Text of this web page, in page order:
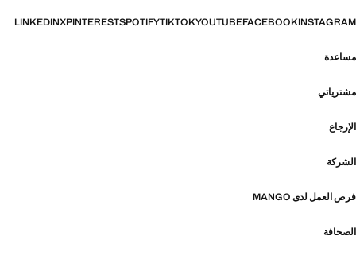
INSTAGRAM
FACEBOOK
YOUTUBE
TIKTOK
SPOTIFY
PINTEREST
X
LINKEDIN
مساعدة
مشترياتي
الإرجاع
الشركة
فرص العمل لدى MANGO
الصحافة